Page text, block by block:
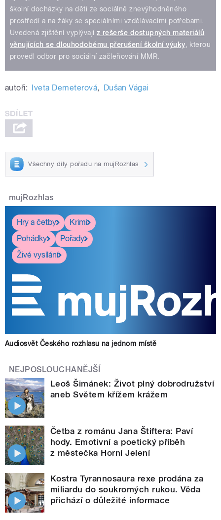
školní docházky na děti ze sociálně znevýhodněného
prostředí a na žáky se speciálními vzdělávacími potřebami.
Uvedená zjištění vyplývají z rešerše dostupných materiálů
věnujících se dlouhodobému přerušení školní výuky, kterou
provedl odbor pro sociální začleňování MMR.
autoři: Iveta Demeterová, Dušan Vágai
Všechny díly pořadu na mujRozhlas
mujRozhlas
Hry a četby
Krimi
Pohádky
Pořady
Živé vysílání
Audiosvět Českého rozhlasu na jednom místě
NEJPOSLOUCHANĚJŠÍ
Leoš Šimánek: Život plný dobrodružství
aneb Světem křížem krážem
Četba z románu Jana Štiftera: Paví
hody. Emotivní a poetický příběh
z městečka Horní Jelení
Kostra Tyrannosaura rexe prodána za
miliardu do soukromých rukou. Věda
přichází o důležité informace